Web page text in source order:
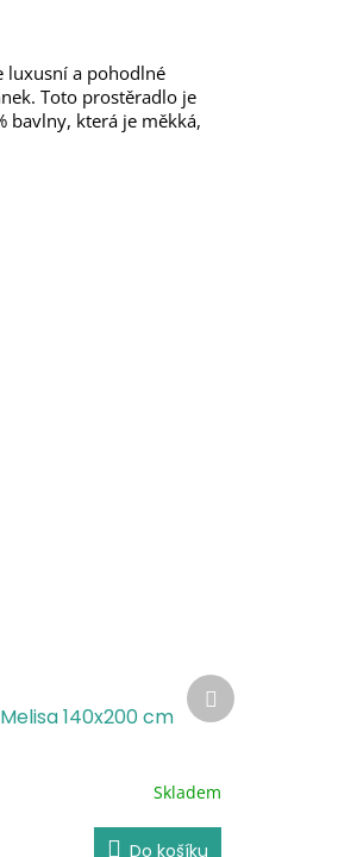
luxusní a pohodlné
Toto prostěradlo je
bavlny, která je měkká,
140x200 cm
Skladem
Do košíku
Další
produkt